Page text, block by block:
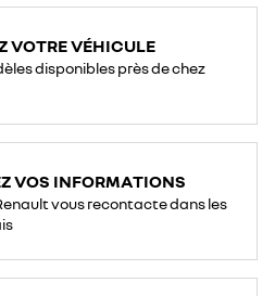
VOTRE VÉHICULE
disponibles près de chez
VOS INFORMATIONS
vous recontacte dans les